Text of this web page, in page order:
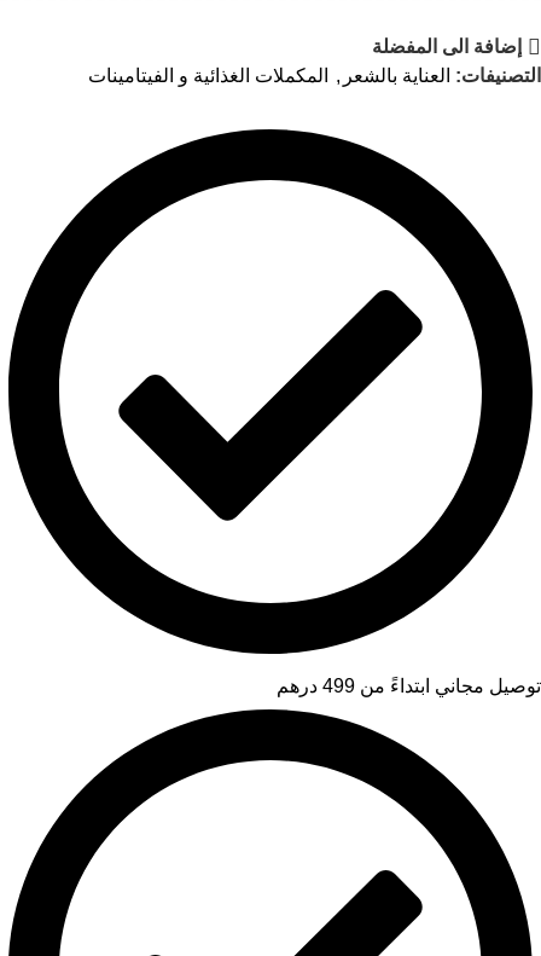
إضافة الى المفضلة
التصنيفات: العناية بالشعر , المكملات الغذائية و الفيتامينات
توصيل مجاني ابتداءً من 499 درهم